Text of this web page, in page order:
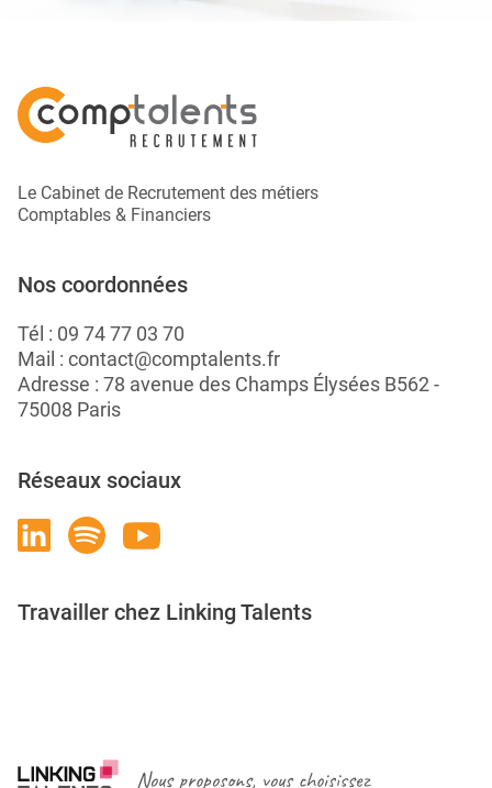
Le Cabinet de Recrutement des métiers
Comptables & Financiers
Nos coordonnées
Tél : 09 74 77 03 70
Mail : contact@comptalents.fr
Adresse : 78 avenue des Champs Élysées B562 -
75008 Paris
Réseaux sociaux
Travailler chez Linking Talents
Nous proposons, vous choisissez